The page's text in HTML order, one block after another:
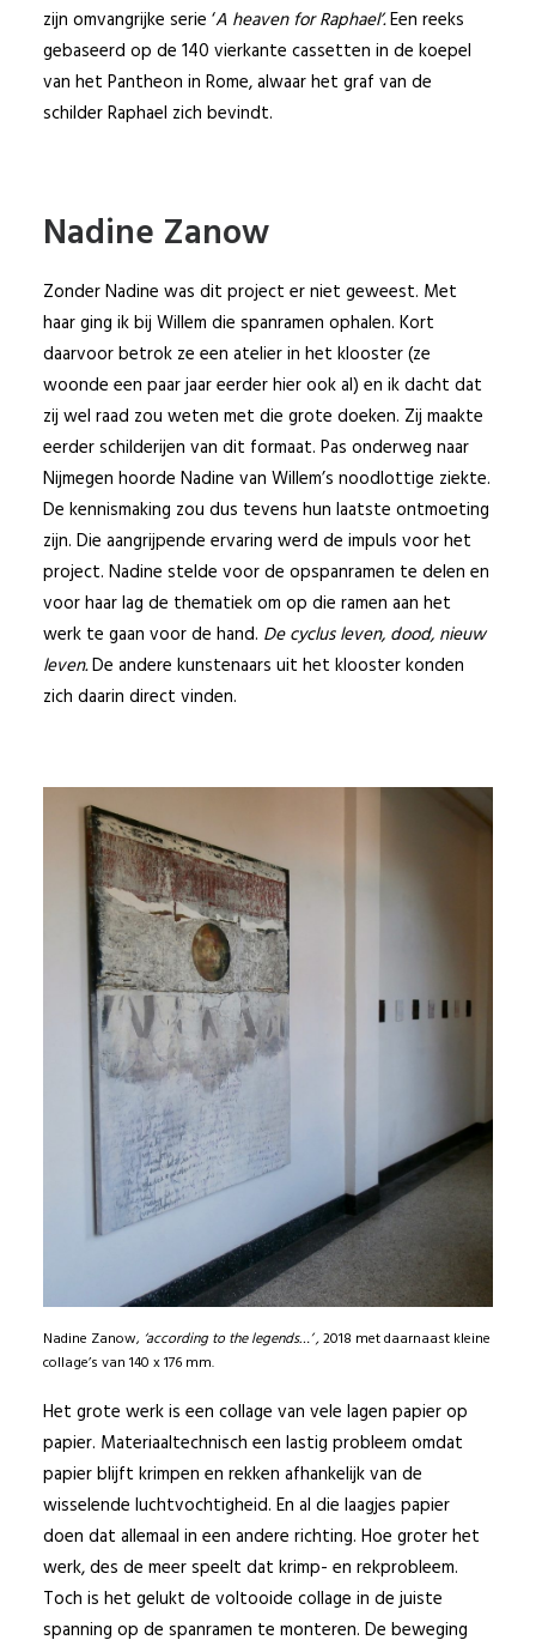
zijn omvangrijke serie ‘A heaven for Raphael’.Een reeks
gebaseerd op de 140 vierkante cassetten in de koepel
van het Pantheon in Rome, alwaar het graf van de
schilder Raphael zich bevindt.
Nadine Zanow
Zonder Nadine was dit project er niet geweest. Met
haar ging ik bij Willem die spanramen ophalen. Kort
daarvoor betrok ze een atelier in het klooster (ze
woonde een paar jaar eerder hier ook al) en ik dacht dat
zij wel raad zou weten met die grote doeken. Zij maakte
eerder schilderijen van dit formaat. Pas onderweg naar
Nijmegen hoorde Nadine van Willem’s noodlottige ziekte.
De kennismaking zou dus tevens hun laatste ontmoeting
zijn. Die aangrijpende ervaring werd de impuls voor het
project. Nadine stelde voor de opspanramen te delen en
voor haar lag de thematiek om op die ramen aan het
werk te gaan voor de hand. De cyclus leven, dood, nieuw
leven.De andere kunstenaars uit het klooster konden
zich daarin direct vinden.
Nadine Zanow, ‘according to the legends…’ ,2018 met daarnaast kleine
collage’s van 140 x 176 mm.
Het grote werk is een collage van vele lagen papier op
papier. Materiaaltechnisch een lastig probleem omdat
papier blijft krimpen en rekken afhankelijk van de
wisselende luchtvochtigheid. En al die laagjes papier
doen dat allemaal in een andere richting. Hoe groter het
werk, des de meer speelt dat krimp- en rekprobleem.
Toch is het gelukt de voltooide collage in de juiste
spanning op de spanramen te monteren. De beweging